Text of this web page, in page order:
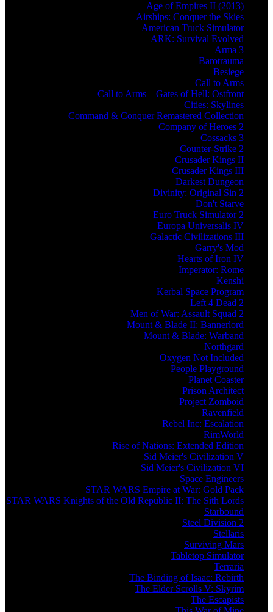
Age of Empires II (2013)
Airships: Conquer the Skies
American Truck Simulator
ARK: Survival Evolved
Arma 3
Barotrauma
Besiege
Call to Arms
Call to Arms – Gates of Hell: Ostfront
Cities: Skylines
Command & Conquer Remastered Collection
Company of Heroes 2
Cossacks 3
Counter-Strike 2
Crusader Kings II
Crusader Kings III
Darkest Dungeon
Divinity: Original Sin 2
Don't Starve
Euro Truck Simulator 2
Europa Universalis IV
Galactic Civilizations III
Garry's Mod
Hearts of Iron IV
Imperator: Rome
Kenshi
Kerbal Space Program
Left 4 Dead 2
Men of War: Assault Squad 2
Mount & Blade II: Bannerlord
Mount & Blade: Warband
Northgard
Oxygen Not Included
People Playground
Planet Coaster
Prison Architect
Project Zomboid
Ravenfield
Rebel Inc: Escalation
RimWorld
Rise of Nations: Extended Edition
Sid Meier's Civilization V
Sid Meier's Civilization VI
Space Engineers
STAR WARS Empire at War: Gold Pack
STAR WARS Knights of the Old Republic II: The Sith Lords
Starbound
Steel Division 2
Stellaris
Surviving Mars
Tabletop Simulator
Terraria
The Binding of Isaac: Rebirth
The Elder Scrolls V: Skyrim
The Escapists